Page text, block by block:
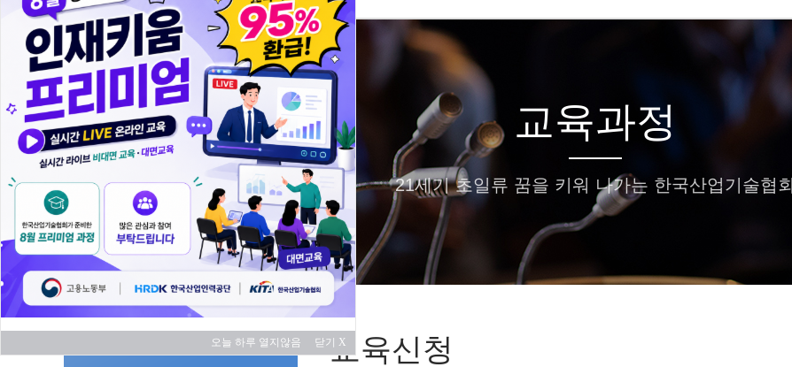
교육과정
21세기 초일류 꿈을 키워 나가는 한국산업기술협회
교육 과정
교육신청
오늘 하루 열지않음 닫기 X